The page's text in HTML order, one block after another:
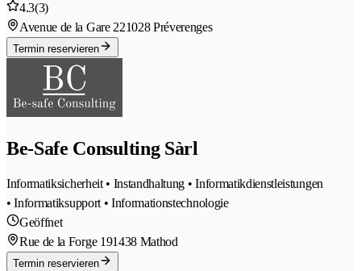
4.3(3)
Avenue de la Gare 221028 Préverenges
Termin reservieren
Be-Safe Consulting Sàrl
Informatiksicherheit • Instandhaltung • Informatikdienstleistungen
• Informatiksupport • Informationstechnologie
Geöffnet
Rue de la Forge 191438 Mathod
Termin reservieren